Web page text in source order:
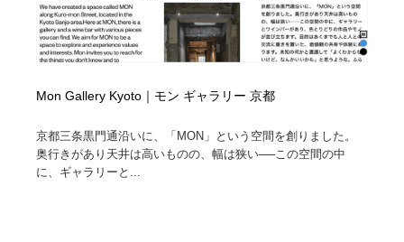
Mon Gallery Kyoto｜モン ギャラリー 京都
京都三条黒門通沿いに、「MON」という空間を創りました。
奥行きがあり天井は高いものの、幅は狭い──この空間の中
に、ギャラリーと...